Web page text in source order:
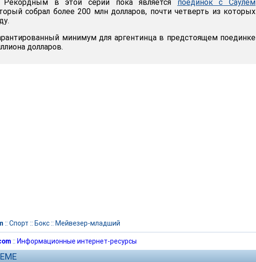
Рекордным в этой серии пока является поединок с Саулем
собрал более 200 млн долларов, почти четверть из которых
минимум для аргентинца в предстоящем поединке
долларов.
:: Спорт :: Бокс:: Мейвезер-младший
:: Информационные интернет-ресурсы